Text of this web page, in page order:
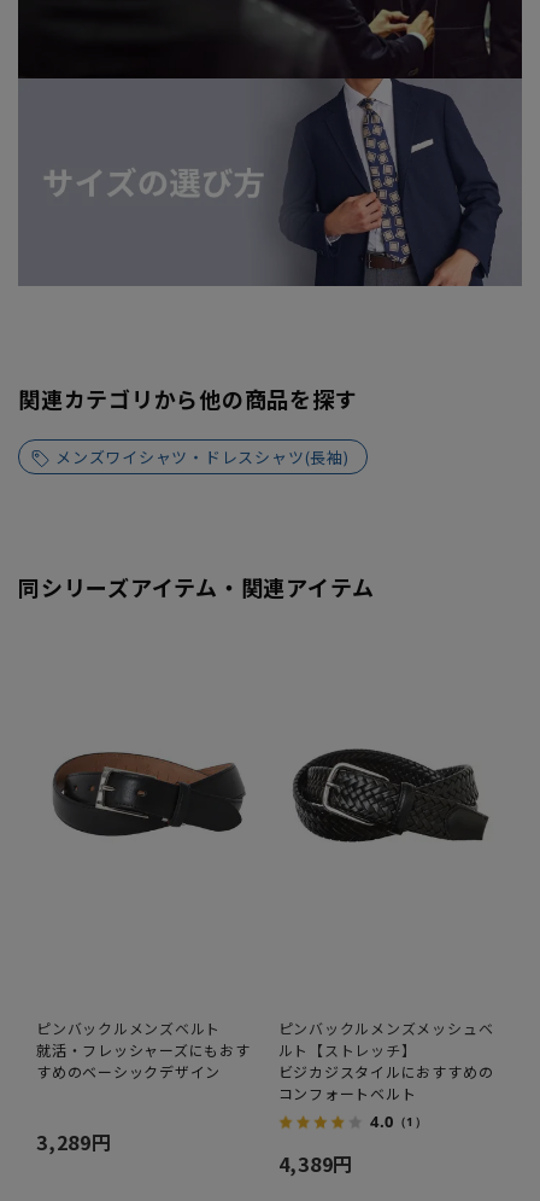
関連カテゴリから他の商品を探す
メンズワイシャツ・ドレスシャツ(長袖)
同シリーズアイテム・関連アイテム
ピンバックルメンズベルト
就活・フレッシャーズにもおす
すめのベーシックデザイン
3,289円
ピンバックルメンズメッシュベ
ルト【ストレッチ】
ビジカジスタイルにおすすめの
コンフォートベルト
4.0 （1）
4,389円